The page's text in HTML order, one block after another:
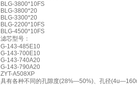
BLG-3800*10FS
BLG-3800*20
BLG-3300*20
BLG-2200*10FS
BLG-4500*10FS
滤芯型号：
G-143-485E10
G-143-700E10
G-143-740A20
G-143-790A20
ZYT-A508XP
具有各种不同的孔隙度(28%—50%)、孔径